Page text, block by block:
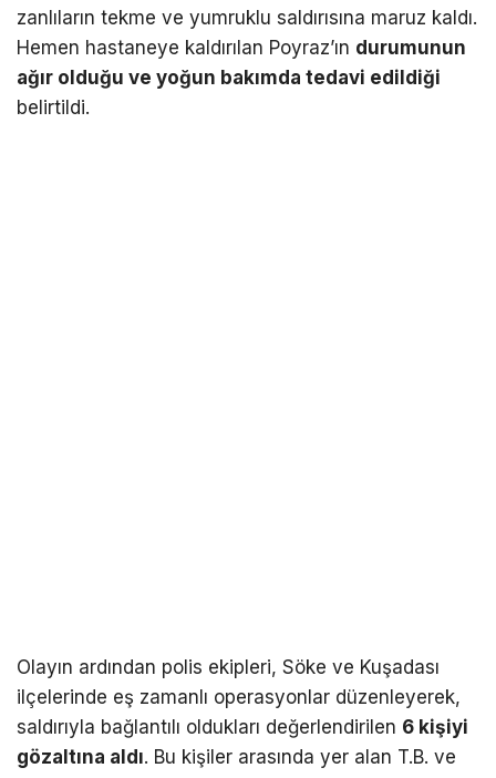
zanlıların tekme ve yumruklu saldırısına maruz kaldı.
Hemen hastaneye kaldırılan Poyraz’ın durumunun
ağır olduğu ve yoğun bakımda tedavi edildiği
belirtildi.
Olayın ardından polis ekipleri, Söke ve Kuşadası
ilçelerinde eş zamanlı operasyonlar düzenleyerek,
saldırıyla bağlantılı oldukları değerlendirilen 6 kişiyi
gözaltına aldı. Bu kişiler arasında yer alan T.B. ve